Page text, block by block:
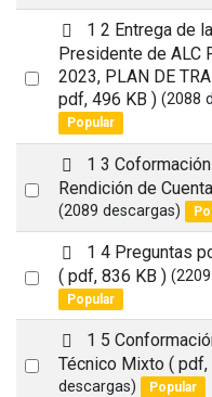
item
Select
p
d
f
1 2 Entrega de
Presidente de ALC
2023, PLAN DE
pdf, 496 KB ) (2088
Popular
Select
p
d
f
1 3
Rendición de
(2089 descargas)
Select
p
d
f
1 4 Preguntas
( pdf, 836 KB )
Popular
Select
p
d
f
1 5
Técnico Mixto ( pdf,
descargas)
Popular